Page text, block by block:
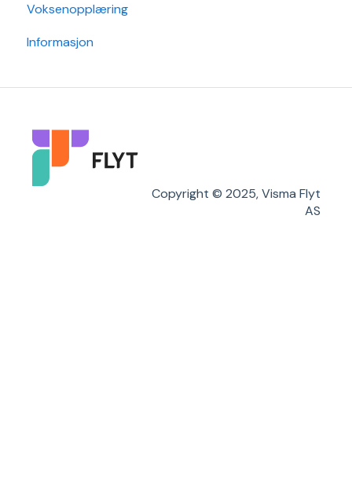
Sak
Rapporter
Grunndata
Voksenopplæring
Informasjon
Copyright © 2025, Visma Flyt
AS